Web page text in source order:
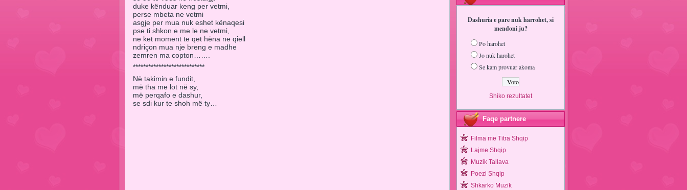
duke kënduar keng per vetmi,
perse mbeta ne vetmi
asgje per mua nuk eshet kënaqesi
pse ti shkon e me le ne vetmi,
ne ket moment te qet hëna ne qiell
ndriçon mua nje breng e madhe
zemren ma copton…….
****************************
Në takimin e fundit,
më tha me lot në sy,
më perqafo e dashur,
se sdi kur te shoh më ty…
Dashuria e pare nuk harrohet, si
mendoni ju?
Po harohet
Jo nuk harohet
Se kam provuar akoma
Shiko rezultatet
Faqe partnere
Filma me Titra Shqip
Lajme Shqip
Muzik Tallava
Poezi Shqip
Shkarko Muzik